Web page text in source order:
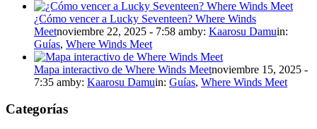
¿Cómo vencer a Lucky Seventeen? Where Winds
Meetnoviembre 22, 2025 - 7:58 amby: Kaarosu Damuin:
Guías, Where Winds Meet
Mapa interactivo de Where Winds Meetnoviembre 15, 2025 -
7:35 amby: Kaarosu Damuin: Guías, Where Winds Meet
Categorías